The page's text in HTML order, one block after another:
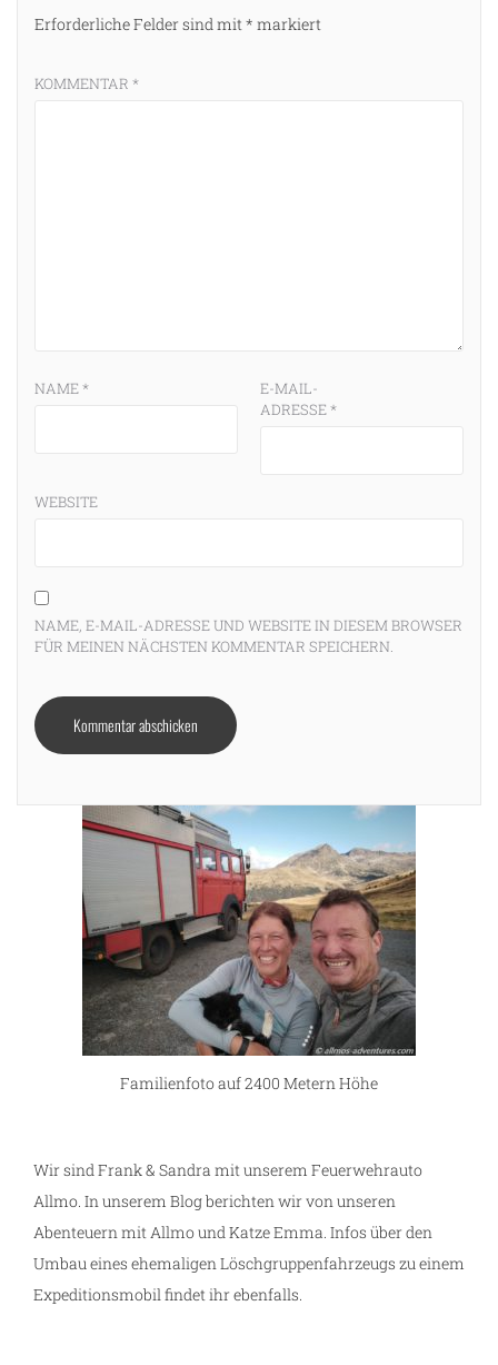
Erforderliche Felder sind mit* markiert
KOMMENTAR *
NAME*
E-MAIL-
ADRESSE*
WEBSITE
NAME, E-MAIL-ADRESSE UND WEBSITE IN DIESEM BROWSER
FÜR MEINEN NÄCHSTEN KOMMENTAR SPEICHERN.
Familienfoto auf 2400 Metern Höhe
Wir sind Frank & Sandra mit unserem Feuerwehrauto
Allmo. In unserem Blog berichten wir von unseren
Abenteuern mit Allmo und Katze Emma. Infos über den
Umbau eines ehemaligen Löschgruppenfahrzeugs zu einem
Expeditionsmobil findet ihr ebenfalls.